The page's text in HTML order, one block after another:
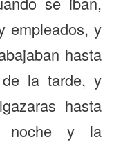
empleados, y
hasta
la tarde, y
hasta
noche y la